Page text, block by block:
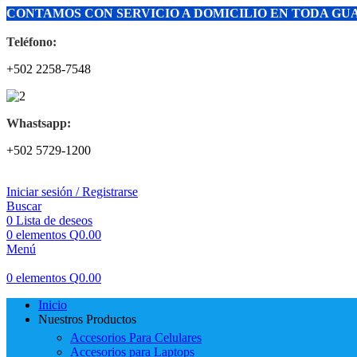
CONTAMOS CON SERVICIO A DOMICILIO EN TODA
Teléfono:
+502 2258-7548
Whastsapp:
+502 5729-1200
Iniciar sesión / Registrarse
Buscar
0 Lista de deseos
0 elementos Q0.00
Menú
0 elementos Q0.00
Inicio
Nuestros Productos
Accesorios Para Celulares
Accesorios para Laptops